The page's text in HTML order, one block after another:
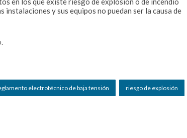
instalaciones y sus equipos no puedan ser la causa de
electrotécnico de baja tensión riesgo de explosión